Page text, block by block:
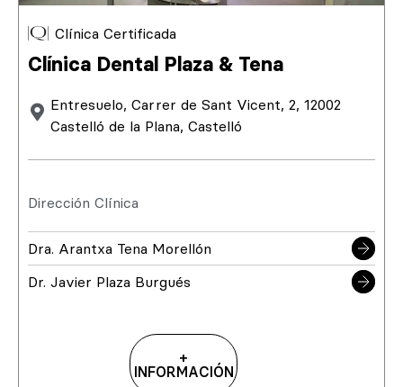
Clínica Certificada
Clínica Dental Plaza & Tena
Entresuelo, Carrer de Sant Vicent, 2, 12002
Castelló de la Plana, Castelló
Dirección Clínica
Dra. Arantxa Tena Morellón
Dr. Javier Plaza Burgués
+
INFORMACIÓN